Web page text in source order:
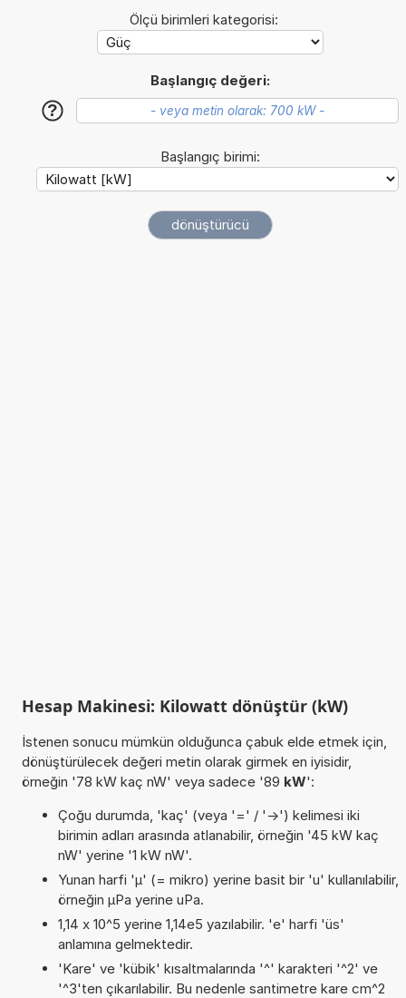
Ölçü birimleri kategorisi:
Başlangıç değeri:
?
Başlangıç birimi:
Hesap Makinesi: Kilowatt dönüştür (kW)
İstenen sonucu mümkün olduğunca çabuk elde etmek için,
dönüştürülecek değeri metin olarak girmek en iyisidir,
örneğin '78 kW kaç nW' veya sadece '89 kW':
Çoğu durumda, 'kaç' (veya '=' / '->') kelimesi iki
birimin adları arasında atlanabilir, örneğin '45 kW kaç
nW' yerine '1 kW nW'.
Yunan harfi 'µ' (= mikro) yerine basit bir 'u' kullanılabilir,
örneğin µPa yerine uPa.
1,14 x 10^5 yerine 1,14e5 yazılabilir. 'e' harfi 'üs'
anlamına gelmektedir.
'Kare' ve 'kübik' kısaltmalarında '^' karakteri '^2' ve
'^3'ten çıkarılabilir. Bu nedenle santimetre kare cm^2